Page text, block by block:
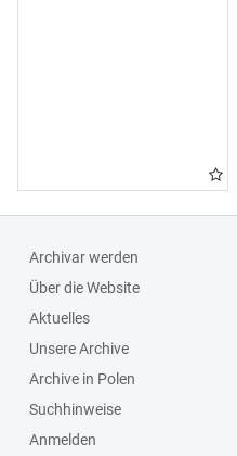
Archivar werden
Über die Website
Aktuelles
Unsere Archive
Archive in Polen
Suchhinweise
Anmelden